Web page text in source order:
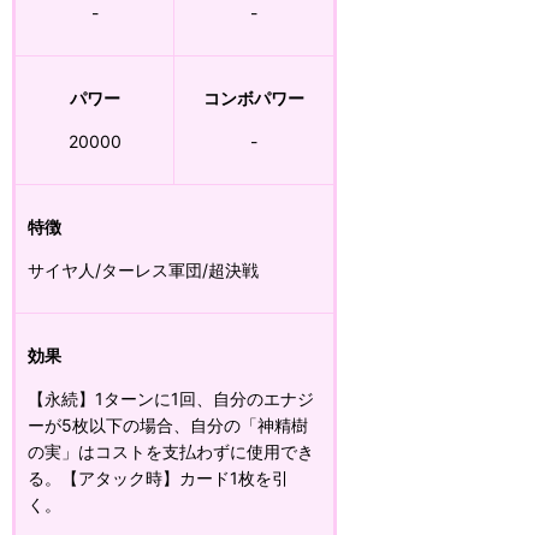
- -
パワー
20000
コンボパワー
-
特徴
サイヤ人/ターレス軍団/超決戦
効果
【永続】1ターンに1回、自分のエナジ
ーが5枚以下の場合、自分の「神精樹
の実」はコストを支払わずに使用でき
る。【アタック時】カード1枚を引
く。